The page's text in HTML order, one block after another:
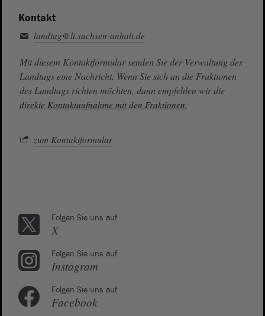
Kontakt
landtag@lt.sachsen-anhalt.de
Mit diesem Kontaktformular senden Sie der Verwaltung des
Landtags eine Nachricht. Wenn Sie sich an die Fraktionen
des Landtags richten möchten, dann empfehlen wir die
direkte Kontaktaufnahme mit den Fraktionen.
zum Kontaktformular
Folgen Sie uns auf
X
Folgen Sie uns auf
Instagram
Folgen Sie uns auf
Facebook